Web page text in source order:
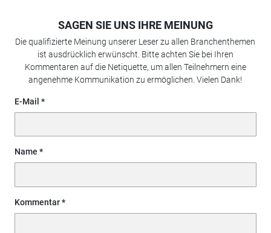
SAGEN SIE UNS IHRE MEINUNG
Die qualifizierte Meinung unserer Leser zu allen Branchenthemen
ist ausdrücklich erwünscht. Bitte achten Sie bei Ihren
Kommentaren auf die Netiquette, um allen Teilnehmern eine
angenehme Kommunikation zu ermöglichen. Vielen Dank!
E-Mail
Name
Kommentar